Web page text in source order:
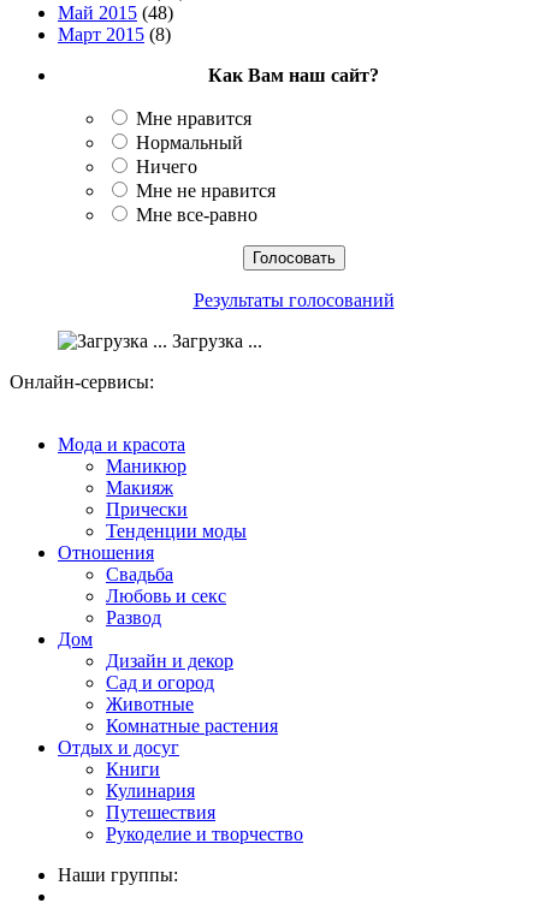
Май 2015 (48)
Март 2015 (8)
Как Вам наш сайт?
Мне нравится
Нормальный
Ничего
Мне не нравится
Мне все-равно
Результаты голосований
Загрузка ...
Онлайн-сервисы:
Мода и красота
Маникюр
Макияж
Прически
Тенденции моды
Отношения
Свадьба
Любовь и секс
Развод
Дом
Дизайн и декор
Сад и огород
Животные
Комнатные растения
Отдых и досуг
Книги
Кулинария
Путешествия
Рукоделие и творчество
Наши группы: